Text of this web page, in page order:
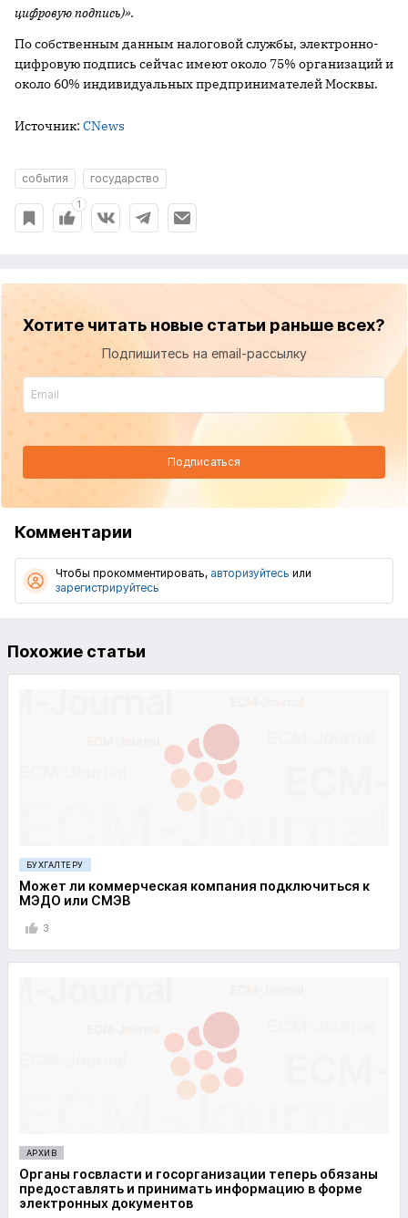
цифровую подпись)».
По собственным данным налоговой службы, электронно-
цифровую подпись сейчас имеют около 75% организаций и
около 60% индивидуальных предпринимателей Москвы.
Источник: CNews
события государство
1
Хотите читать новые статьи раньше всех?
Подпишитесь на email-рассылку
Подписаться
Комментарии
Чтобы прокомментировать, авторизуйтесь или
зарегистрируйтесь
Похожие статьи
БУХГАЛТЕРУ
Может ли коммерческая компания подключиться к
МЭДО или СМЭВ
3
АРХИВ
Органы госвласти и госорганизации теперь обязаны
предоставлять и принимать информацию в форме
электронных документов